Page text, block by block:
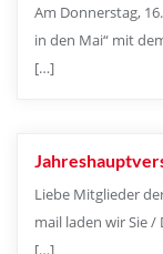
Am Donnerstag,
in den Mai“ mit
[…]
Liebe Mitglieder
mail laden wir Sie
[…]